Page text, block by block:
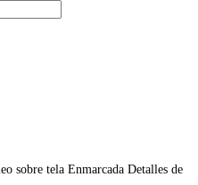
sobre tela Enmarcada Detalles de